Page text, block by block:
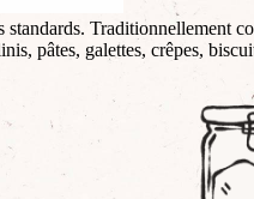
Traditionnellement
pâtes, galettes, crêpes,